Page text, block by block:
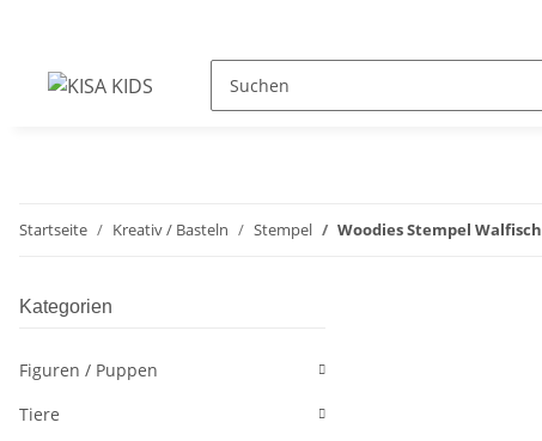
Startseite Kreativ / Basteln Stempel Woodies Stempel Walfisch
Kategorien
Figuren / Puppen
Tiere